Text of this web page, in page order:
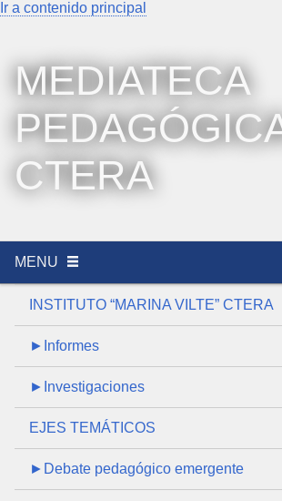
Ir a contenido principal
MEDIATECA
CTERA
MENU
INSTITUTO “MARINA VILTE” CTERA
►Informes
►Investigaciones
EJES TEMÁTICOS
►Debate pedagógico emergente